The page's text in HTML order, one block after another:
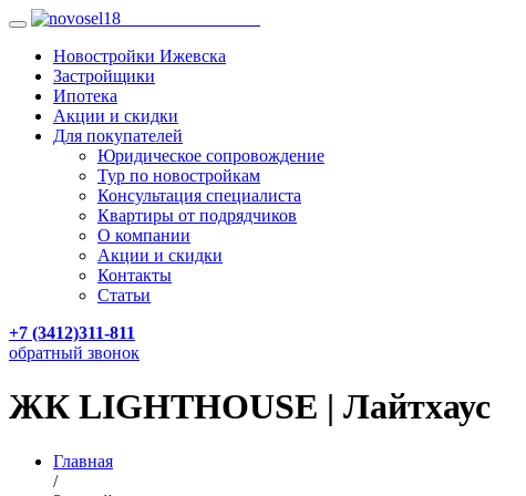
Новостройки Ижевска
Застройщики
Ипотека
Акции и скидки
Для покупателей
Юридическое сопровождение
Тур по новостройкам
Консультация специалиста
Квартиры от подрядчиков
О компании
Акции и скидки
Контакты
Статьи
+7 (3412)311-811
обратный звонок
ЖК LIGHTHOUSE | Лайтхаус
Главная
/